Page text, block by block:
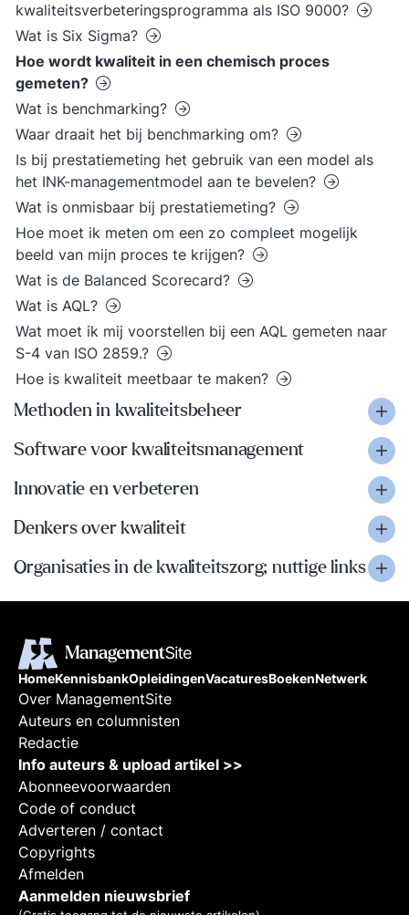
kwaliteitsverbeteringsprogramma als ISO 9000?
Wat is Six Sigma?
Hoe wordt kwaliteit in een chemisch proces
gemeten?
Wat is benchmarking?
Waar draait het bij benchmarking om?
Is bij prestatiemeting het gebruik van een model als
het INK-managementmodel aan te bevelen?
Wat is onmisbaar bij prestatiemeting?
Hoe moet ik meten om een zo compleet mogelijk
beeld van mijn proces te krijgen?
Wat is de Balanced Scorecard?
Wat is AQL?
Wat moet ik mij voorstellen bij een AQL gemeten naar
S-4 van ISO 2859.?
Hoe is kwaliteit meetbaar te maken?
Methoden in kwaliteitsbeheer
Software voor kwaliteitsmanagement
Innovatie en verbeteren
Denkers over kwaliteit
Organisaties in de kwaliteitszorg; nuttige links
HomeKennisbankOpleidingenVacaturesBoekenNetwerk
Over ManagementSite
Auteurs en columnisten
Redactie
Info auteurs & upload artikel >>
Abonneevoorwaarden
Code of conduct
Adverteren / contact
Copyrights
Afmelden
Aanmelden nieuwsbrief